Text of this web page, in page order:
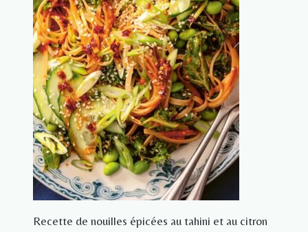
Recette de nouilles épicées au tahini et au citron